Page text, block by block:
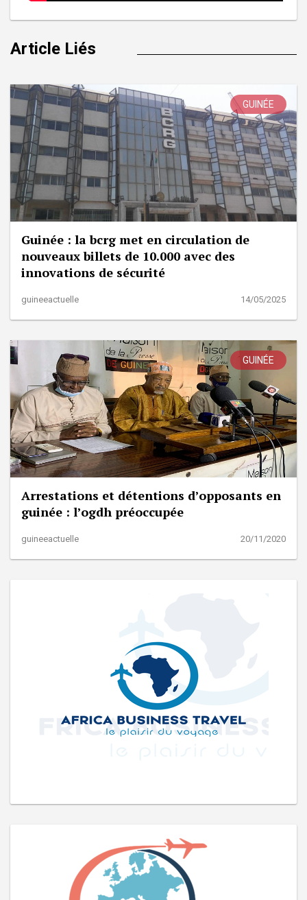
Article Liés
GUINÉE
Guinée : la bcrg met en circulation de
nouveaux billets de 10.000 avec des
innovations de sécurité
guineeactuelle 14/05/2025
GUINÉE
Arrestations et détentions d’opposants en
guinée : l’ogdh préoccupée
guineeactuelle 20/11/2020